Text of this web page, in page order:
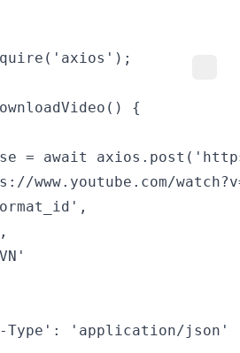
{
= await
www.youtube.com/
Type': 'application/json'